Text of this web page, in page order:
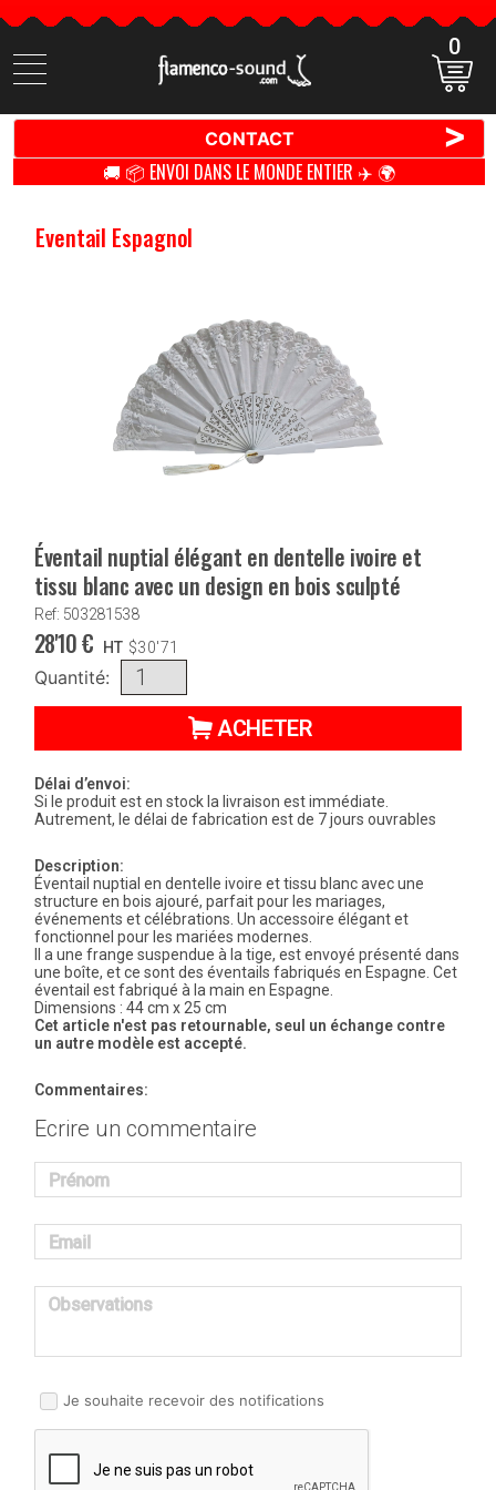
Cherchez
des
0
CONTACT >
🚚 📦 ENVOI DANS LE MONDE ENTIER ✈️ 🌍
Eventail Espagnol
Éventail nuptial élégant en dentelle ivoire et
tissu blanc avec un design en bois sculpté
Ref: 503281538
28'10€ HT $30'71
Quantité:
ACHETER
Délai d’envoi:
Si le produit est en stock la livraison est immédiate.
Autrement, le délai de fabrication est de 7 jours ouvrables
Description:
Éventail nuptial en dentelle ivoire et tissu blanc avec une
structure en bois ajouré, parfait pour les mariages,
événements et célébrations. Un accessoire élégant et
fonctionnel pour les mariées modernes.
Il a une frange suspendue à la tige, est envoyé présenté dans
une boîte, et ce sont des éventails fabriqués en Espagne. Cet
éventail est fabriqué à la main en Espagne.
Dimensions : 44 cm x 25 cm
Cet article n'est pas retournable, seul un échange contre
un autre modèle est accepté.
Commentaires:
Ecrire un commentaire
Prénom
Email
Observations
Je souhaite recevoir des notifications